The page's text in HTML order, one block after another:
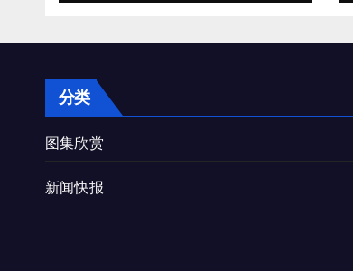
分类
图集欣赏
新闻快报